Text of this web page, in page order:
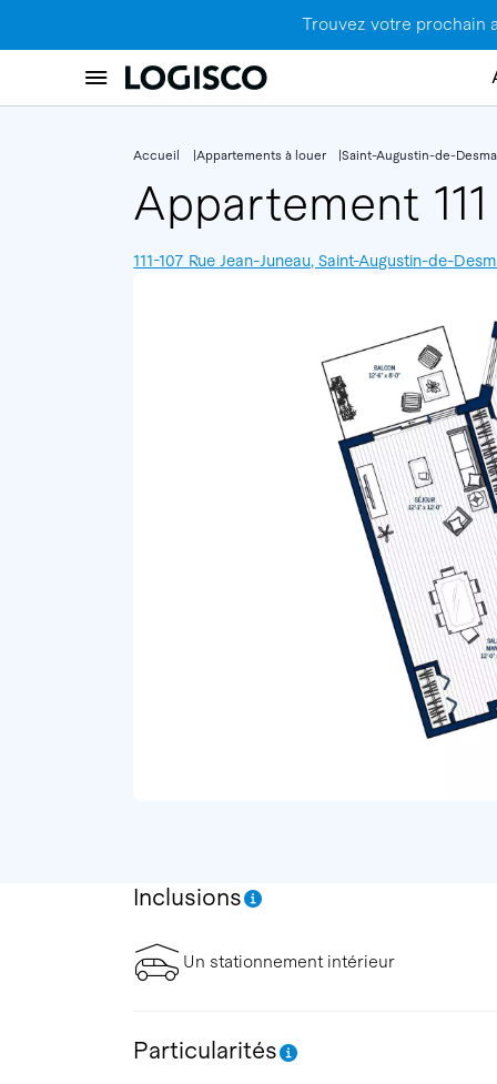
Trouvez votre prochain
Accueil Appartements à louer Saint-Augustin-de-
Appartement 111
111-107 Rue Jean-Juneau, Saint-Augustin-de-
Inclusions
Un stationnement intérieur
Particularités